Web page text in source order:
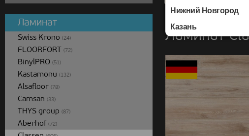
Нижний Новгород
Казань
Ламинат
Ламинат
Swiss Krono (24)
FLOORFORT (72)
BinylPRO (51)
Kastamonu (132)
Alsafloor (78)
Camsan (33)
THYS group (87)
Aberhof (72)